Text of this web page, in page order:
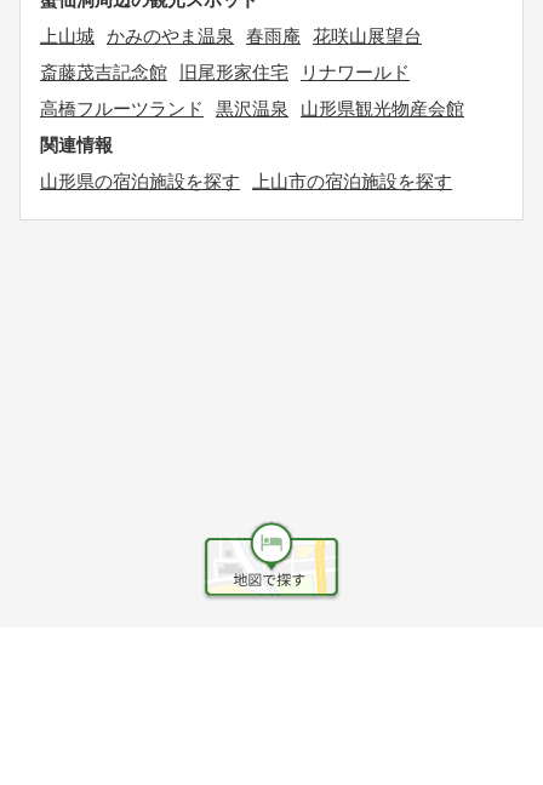
上山城 かみのやま温泉 春雨庵
花咲山展望台
斎藤茂吉記念館
旧尾形家住宅
リナワールド
高橋フルーツランド
黒沢温泉
山形県観光物産会館
関連情報
山形県の宿泊施設を探す
上山市の宿泊施設を探す